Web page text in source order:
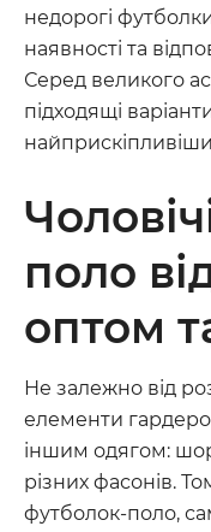
недорогі
наявності та
Серед великого
підходящі
поло
оптом
Не залежно від
елементи
іншим одягом:
різних фасонів.
футболок-поло,